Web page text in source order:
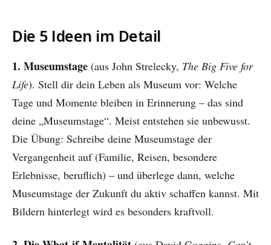
Die 5 Ideen im Detail
1. Museumstage (aus John Strelecky, The Big Five for
Life). Stell dir dein Leben als Museum vor: Welche
Tage und Momente bleiben in Erinnerung – das sind
deine „Museumstage“. Meist entstehen sie unbewusst.
Die Übung: Schreibe deine Museumstage der
Vergangenheit auf (Familie, Reisen, besondere
Erlebnisse, beruflich) – und überlege dann, welche
Museumstage der Zukunft du aktiv schaffen kannst. Mit
Bildern hinterlegt wird es besonders kraftvoll.